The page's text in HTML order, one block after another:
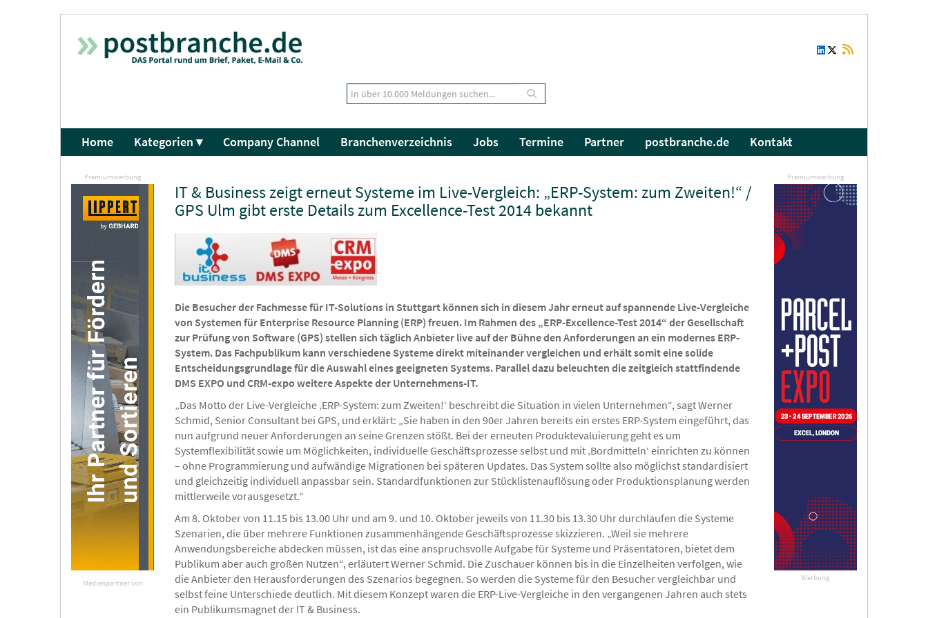
Home Kategorien ▾ Company Channel Branchenverzeichnis Jobs Termine Partner postbranche.de Kontakt
Premiumwerbung
Werbung
Premiumwerbung
Medienpartner von
IT & Business zeigt erneut Systeme im Live-Vergleich: „ERP-System: zum Zweiten!“ /
GPS Ulm gibt erste Details zum Excellence-Test 2014 bekannt
Die Besucher der Fachmesse für IT-Solutions in Stuttgart können sich in diesem Jahr erneut auf spannende Live-Vergleiche
von Systemen für Enterprise Resource Planning (ERP) freuen. Im Rahmen des „ERP-Excellence-Test 2014“ der Gesellschaft
zur Prüfung von Software (GPS) stellen sich täglich Anbieter live auf der Bühne den Anforderungen an ein modernes ERP-
System. Das Fachpublikum kann verschiedene Systeme direkt miteinander vergleichen und erhält somit eine solide
Entscheidungsgrundlage für die Auswahl eines geeigneten Systems. Parallel dazu beleuchten die zeitgleich stattfindende
DMS EXPO und CRM-expo weitere Aspekte der Unternehmens-IT.
„Das Motto der Live-Vergleiche ‚ERP-System: zum Zweiten!‘ beschreibt die Situation in vielen Unternehmen“, sagt Werner
Schmid, Senior Consultant bei GPS, und erklärt: „Sie haben in den 90er Jahren bereits ein erstes ERP-System eingeführt, das
nun aufgrund neuer Anforderungen an seine Grenzen stößt. Bei der erneuten Produktevaluierung geht es um
Systemflexibilität sowie um Möglichkeiten, individuelle Geschäftsprozesse selbst und mit ‚Bordmitteln‘ einrichten zu können
– ohne Programmierung und aufwändige Migrationen bei späteren Updates. Das System sollte also möglichst standardisiert
und gleichzeitig individuell anpassbar sein. Standardfunktionen zur Stücklistenauflösung oder Produktionsplanung werden
mittlerweile vorausgesetzt.“
Am 8. Oktober von 11.15 bis 13.00 Uhr und am 9. und 10. Oktober jeweils von 11.30 bis 13.30 Uhr durchlaufen die Systeme
Szenarien, die über mehrere Funktionen zusammenhängende Geschäftsprozesse skizzieren. „Weil sie mehrere
Anwendungsbereiche abdecken müssen, ist das eine anspruchsvolle Aufgabe für Systeme und Präsentatoren, bietet dem
Publikum aber auch großen Nutzen“, erläutert Werner Schmid. Die Zuschauer können bis in die Einzelheiten verfolgen, wie
die Anbieter den Herausforderungen des Szenarios begegnen. So werden die Systeme für den Besucher vergleichbar und
selbst feine Unterschiede deutlich. Mit diesem Konzept waren die ERP-Live-Vergleiche in den vergangenen Jahren auch stets
ein Publikumsmagnet der IT & Business.